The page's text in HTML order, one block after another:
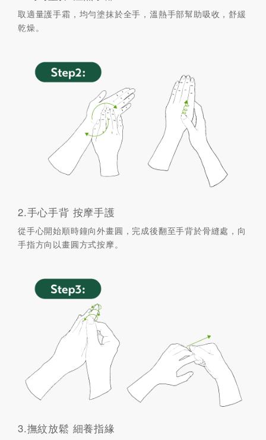
取適量護手霜，均勻塗抹於全手，溫熱手部幫助吸收，舒緩
乾燥。
2.手心手背 按摩手護
從手心開始順時鐘向外畫圓，完成後翻至手背於骨縫處，向
手指方向以畫圓方式按摩。
3.撫紋放鬆 細養指緣